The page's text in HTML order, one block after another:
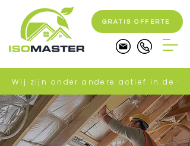
GRATIS OFFERTE
Wij zijn onder andere actief in de